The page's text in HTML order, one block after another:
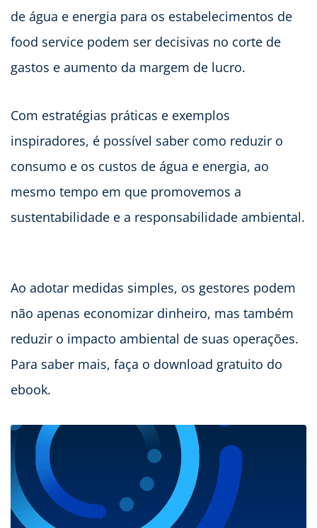
de água e energia para os estabelecimentos de
food service podem ser decisivas no corte de
gastos e aumento da margem de lucro.
Com estratégias práticas e exemplos
inspiradores, é possível saber como reduzir o
consumo e os custos de água e energia, ao
mesmo tempo em que promovemos a
sustentabilidade e a responsabilidade ambiental.
Ao adotar medidas simples, os gestores podem
não apenas economizar dinheiro, mas também
reduzir o impacto ambiental de suas operações.
Para saber mais, faça o download gratuito do
ebook.